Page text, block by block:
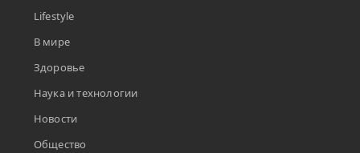
Lifestyle
В мире
Здоровье
Наука и технологии
Новости
Общество